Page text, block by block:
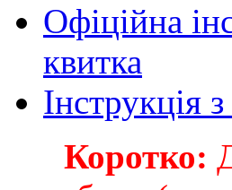
Офіційна
квитка
Інструкція
Коротко: